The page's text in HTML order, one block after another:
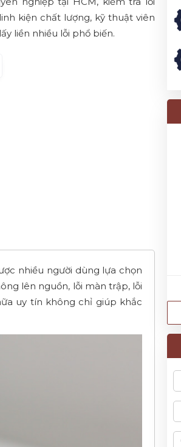
kiện chất lượng, kỹ thuật viên
liền nhiều lỗi phổ biến.
nhiều người dùng lựa chọn
lên nguồn, lỗi màn trập, lỗi
uy tín không chỉ giúp khắc